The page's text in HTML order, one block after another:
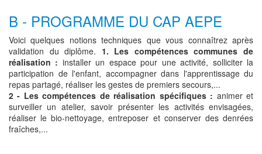
B - PROGRAMME DU CAP AEPE
Voici quelques notions techniques que vous connaîtrez après
validation du diplôme. 1. Les compétences communes de
réalisation : installer un espace pour une activité, solliciter la
participation de l'enfant, accompagner dans l'apprentissage du
repas partagé, réaliser les gestes de premiers secours,...
2 - Les compétences de réalisation spécifiques : animer et
surveiller un atelier, savoir présenter les activités envisagées,
réaliser le bio-nettoyage, entreposer et conserver des denrées
fraîches,...